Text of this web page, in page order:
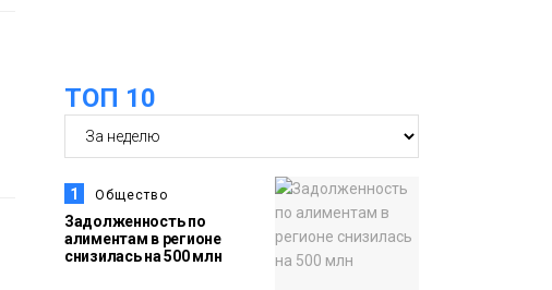
07 августа
Образование
бесплатно отдохнут
на берегу Японского
16:41
Зелёный курс
ТОП 10
1 Общество
Задолженность по
алиментам в регионе
снизилась на 500 млн